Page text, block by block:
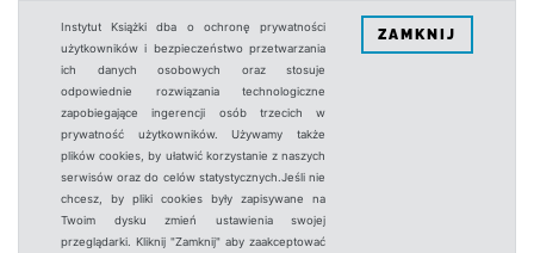
Instytut Książki dba o ochronę prywatności
użytkowników i bezpieczeństwo przetwarzania
ich danych osobowych oraz stosuje
odpowiednie rozwiązania technologiczne
zapobiegające ingerencji osób trzecich w
prywatność użytkowników. Używamy także
plików cookies, by ułatwić korzystanie z naszych
serwisów oraz do celów statystycznych.Jeśli nie
chcesz, by pliki cookies były zapisywane na
Twoim dysku zmień ustawienia swojej
przeglądarki. Kliknij "Zamknij" aby zaakceptować
ZAMKNIJ